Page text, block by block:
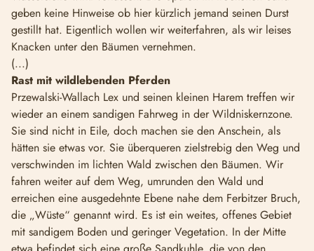
geben keine Hinweise ob hier kürzlich jemand seinen Durst
gestillt hat. Eigentlich wollen wir weiterfahren, als wir leises
Knacken unter den Bäumen vernehmen.
(...)
Rast mit wildlebenden Pferden
Przewalski-Wallach Lex und seinen kleinen Harem treffen wir
wieder an einem sandigen Fahrweg in der Wildniskernzone.
Sie sind nicht in Eile, doch machen sie den Anschein, als
hätten sie etwas vor. Sie überqueren zielstrebig den Weg und
verschwinden im lichten Wald zwischen den Bäumen. Wir
fahren weiter auf dem Weg, umrunden den Wald und
erreichen eine ausgedehnte Ebene nahe dem Ferbitzer Bruch,
die „Wüste“ genannt wird. Es ist ein weites, offenes Gebiet
mit sandigem Boden und geringer Vegetation. In der Mitte